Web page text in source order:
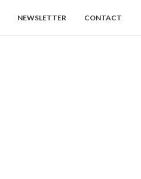
NEWSLETTER CONTACT